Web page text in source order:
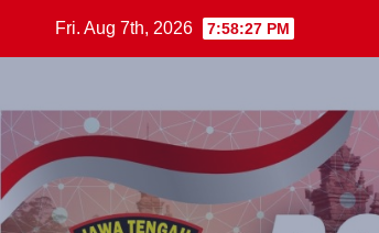
Fri. Aug 7th, 2026 7:58:28 PM